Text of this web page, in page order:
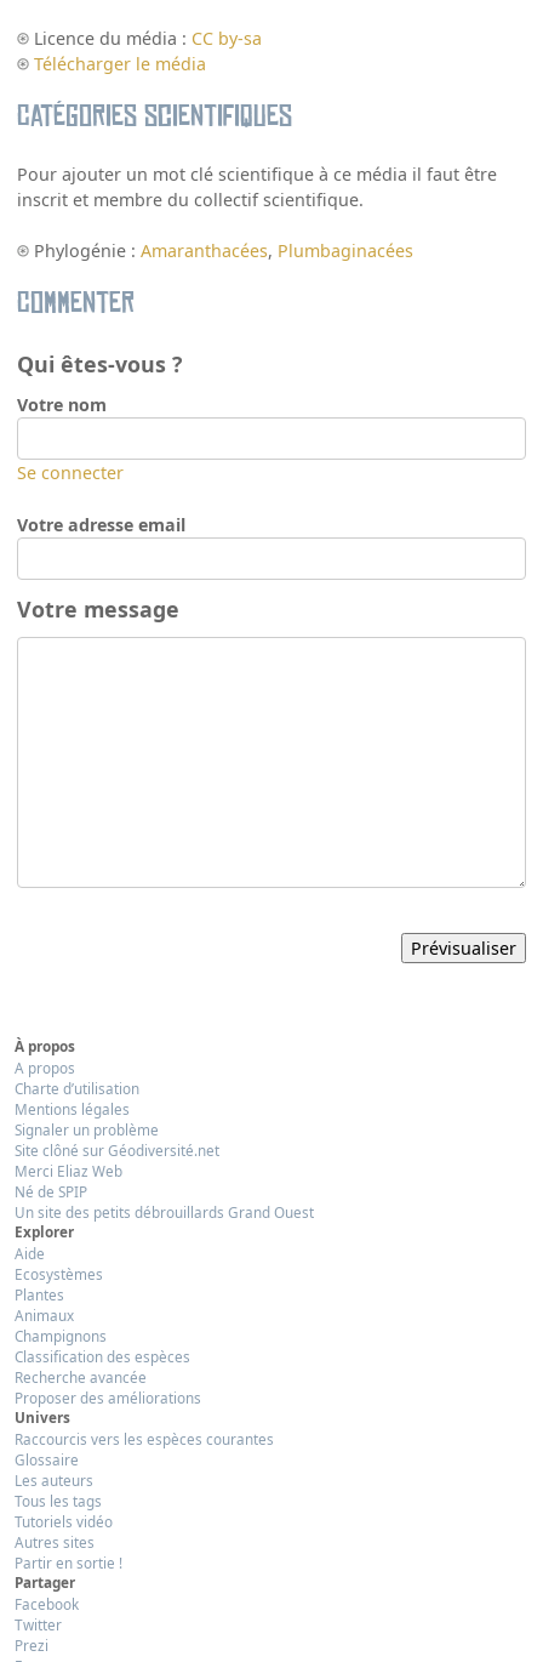
Licence du média : CC by-sa
Télécharger le média
Catégories scientifiques
Pour ajouter un mot clé scientifique à ce média il faut être
inscrit et membre du collectif scientifique.
Phylogénie :Amaranthacées, Plumbaginacées
Commenter
Qui êtes-vous ?
Votre nom
Se connecter
Votre adresse email
Votre message
À propos
A propos
Charte d’utilisation
Mentions légales
Signaler un problème
Site clôné sur Géodiversité.net
Merci Eliaz Web
Né de SPIP
Un site des petits débrouillards Grand Ouest
Explorer
Aide
Ecosystèmes
Plantes
Animaux
Champignons
Classification des espèces
Recherche avancée
Proposer des améliorations
Univers
Raccourcis vers les espèces courantes
Glossaire
Les auteurs
Tous les tags
Tutoriels vidéo
Autres sites
Partir en sortie !
Partager
Facebook
Twitter
Prezi